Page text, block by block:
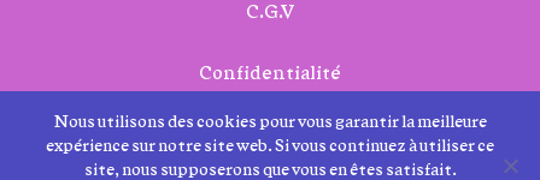
C.G.V
Confidentialité
Nous utilisons des cookies pour vous garantir la meilleure
expérience sur notre site web. Si vous continuez à utiliser ce
site, nous supposerons que vous en êtes satisfait.